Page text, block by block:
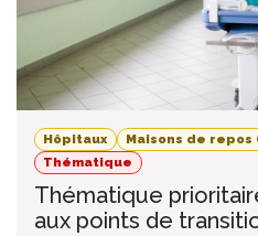
Hôpitaux
Maisons de
Thématique
Thématique
aux points de